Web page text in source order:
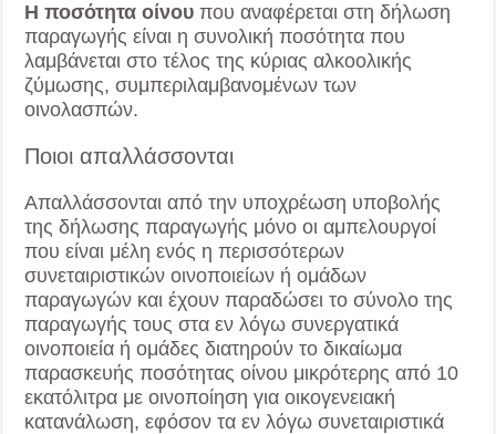
Η ποσότητα οίνου που αναφέρεται στη δήλωση
παραγωγής είναι η συνολική ποσότητα που
λαμβάνεται στο τέλος της κύριας αλκοολικής
ζύμωσης, συμπεριλαμβανομένων των
οινολασπών.
Ποιοι απαλλάσσονται
Απαλλάσσονται από την υποχρέωση υποβολής
της δήλωσης παραγωγής μόνο οι αμπελουργοί
που είναι μέλη ενός η περισσότερων
συνεταιριστικών οινοποιείων ή ομάδων
παραγωγών και έχουν παραδώσει το σύνολο της
παραγωγής τους στα εν λόγω συνεργατικά
οινοποιεία ή ομάδες διατηρούν το δικαίωμα
παρασκευής ποσότητας οίνου μικρότερης από 10
εκατόλιτρα με οινοποίηση για οικογενειακή
κατανάλωση, εφόσον τα εν λόγω συνεταιριστικά